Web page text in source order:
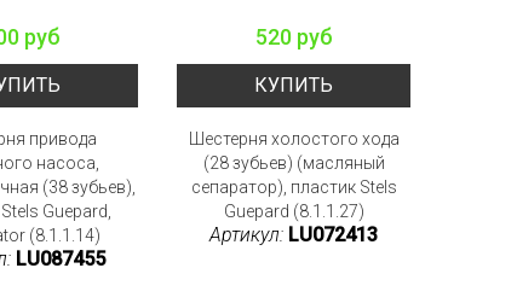
руб
привода
насоса,
(38 зубьев),
Guepard,
(8.1.1.14)
LU087455
520 руб
КУПИТЬ
Шестерня холостого хода
(28 зубьев) (масляный
сепаратор), пластик Stels
Guepard (8.1.1.27)
Артикул: LU072413